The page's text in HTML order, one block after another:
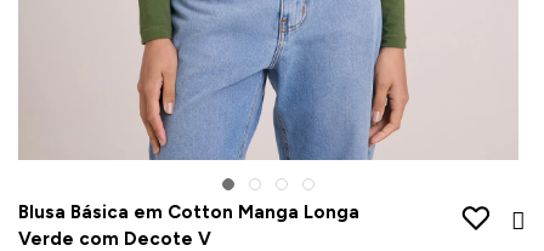
Blusa Básica em Cotton Manga Longa
Verde com Decote V